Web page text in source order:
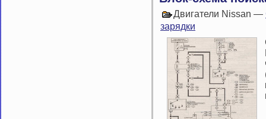
Двигатели Nissan —
зарядки